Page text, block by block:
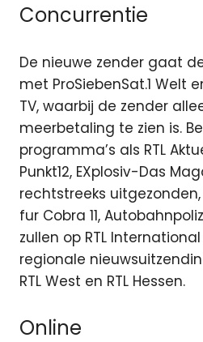
Concurrentie
De nieuwe zender gaat
met ProSiebenSat.1 Welt
TV, waarbij de zender
meerbetaling te zien is.
programma’s als RTL
Punkt12, EXplosiv-Das
rechtstreeks
fur Cobra 11,
zullen op RTL
regionale
RTL West en RTL Hessen.
Online